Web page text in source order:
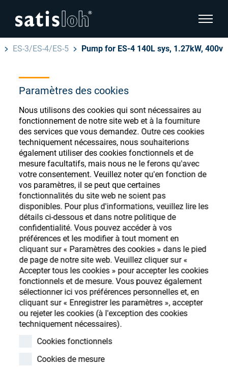
Paramètres des cookies
Nous utilisons des cookies qui sont nécessaires au
fonctionnement de notre site web et à la fourniture
des services que vous demandez. Outre ces cookies
techniquement nécessaires, nous souhaiterions
également utiliser des cookies fonctionnels et de
mesure facultatifs, mais nous ne le ferons qu'avec
votre consentement. Veuillez noter qu'en fonction de
vos paramètres, il se peut que certaines
fonctionnalités du site web ne soient pas
disponibles. Pour plus d'informations, veuillez lire les
détails ci-dessous et dans notre politique de
confidentialité. Vous pouvez accéder à vos
préférences et les modifier à tout moment en
cliquant sur « Paramètres des cookies » dans le pied
de page de notre site web. Veuillez cliquer sur «
Accepter tous les cookies » pour accepter les cookies
fonctionnels et de mesure. Vous pouvez également
sélectionner ici vos préférences personnelles et, en
cliquant sur « Enregistrer les paramètres », accepter
ou rejeter les cookies (à l'exception des cookies
techniquement nécessaires).
Cookies fonctionnels
Cookies de mesure
afficher
Français
Ophtalmique
Optique de précision
Qui sommes-nous ?
Carrière
Ressources
Contact
Store
cacher la navigation de la page
English
Deutsch
Español
汉语
ES-3/ES-4/ES-5 Pump for ES-4 140L sys, 1.27kW, 400v
Magasin de
consommables
ophtalmiques
Enregistrez-vous ou connectez-vous pour
accéder à vos comptes et découvrir notre
large gamme de consommables ophtalmiques
S'enregistrer Login
Pump for ES-4 140L sys,
1.27kW, 400v